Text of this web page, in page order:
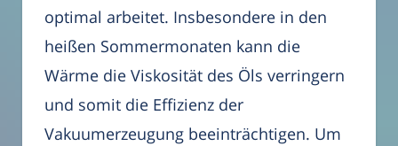
optimal arbeitet. Insbesondere in den
heißen Sommermonaten kann die
Wärme die Viskosität des Öls verringern
und somit die Effizienz der
Vakuumerzeugung beeinträchtigen. Um